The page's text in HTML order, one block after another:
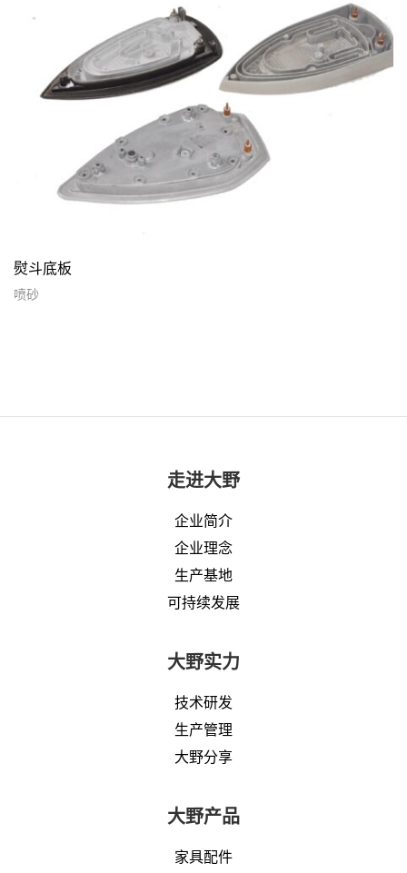
熨斗底板
喷砂
走进大野
企业简介
企业理念
生产基地
可持续发展
大野实力
技术研发
生产管理
大野分享
大野产品
家具配件